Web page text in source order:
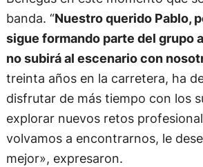
banda. “Nuestro querido Pablo,
sigue formando parte del grupo
no subirá al escenario con
treinta años en la carretera, ha
disfrutar de más tiempo con los
explorar nuevos retos
volvamos a encontrarnos, le
mejor», expresaron.